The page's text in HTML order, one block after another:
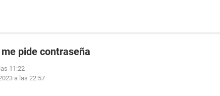
pide contraseña
11:22
a las 22:57